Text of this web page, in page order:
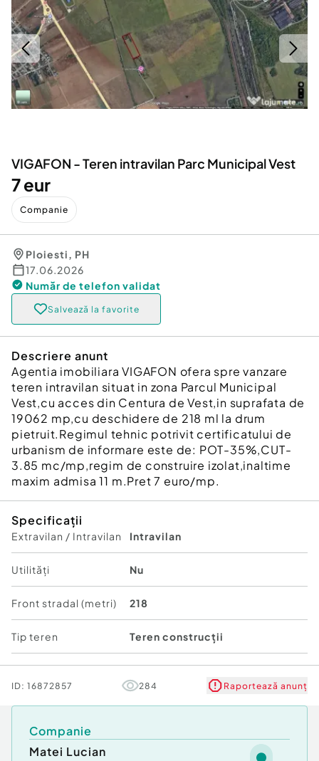
Servicii
Animale de companie
Afaceri și echipamente profesionale
Inchiriere Bunuri si Vehicule
Utilaje agricole si industriale
Piese auto si accesorii
Dacia Duster
VIGAFON - Teren intravilan Parc Municipal Vest
7 eur
Companie
Ploiesti, PH
17.06.2026
Număr de telefon validat
Salvează la favorite
Descriere anunt
Agentia imobiliara VIGAFON ofera spre vanzare
teren intravilan situat in zona Parcul Municipal
Vest,cu acces din Centura de Vest,in suprafata de
19062 mp,cu deschidere de 218 ml la drum
pietruit.Regimul tehnic potrivit certificatului de
urbanism de informare este de: POT-35%,CUT-
3.85 mc/mp,regim de construire izolat,inaltime
maxim admisa 11 m.Pret 7 euro/mp.
Specificații
Extravilan / Intravilan Intravilan
Utilități Nu
Front stradal (metri) 218
Tip teren Teren construcții
ID: 16872857 284 Raportează anunț
Companie
Matei Lucian